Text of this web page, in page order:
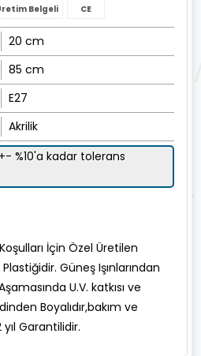
Belgeli CE
20 cm
85 cm
E27
Akrilik
%10'a kadar tolerans
İçin Özel Üretilen
Güneş Işınlarından
U.V. katkısı ve
Boyalıdır,bakım ve
Garantilidir.